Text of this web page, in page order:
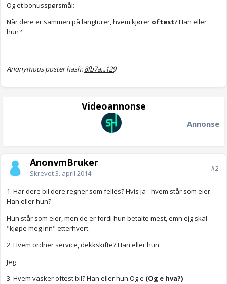
Og et bonusspørsmål:
Når dere er sammen på langturer, hvem kjører oftest? Han eller
hun?
Anonymous poster hash:8fb7a...129
Videoannonse
Annonse
AnonymBruker
Skrevet3. april 2014
#2
1. Har dere bil dere regner som felles? Hvis ja - hvem står som eier.
Han eller hun?
Hun står som eier, men de er fordi hun betalte mest, emn ejg skal
"kjøpe meg inn" etterhvert.
2. Hvem ordner service, dekkskifte? Han eller hun.
Jeg
3. Hvem vasker oftest bil? Han eller hun.Og e (Og e hva?)